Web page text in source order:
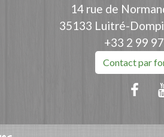
14 rue de
35133 Luitré-
+33 2 99
Contact par